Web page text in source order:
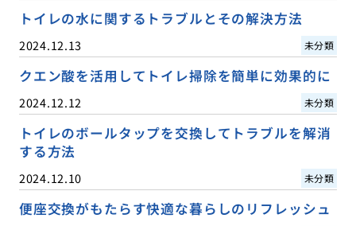
トイレの水に関するトラブルとその解決方法
2024.12.13 未分類
クエン酸を活用してトイレ掃除を簡単に効果的に
2024.12.12 未分類
トイレのボールタップを交換してトラブルを解消
する方法
2024.12.10 未分類
便座交換がもたらす快適な暮らしのリフレッシュ